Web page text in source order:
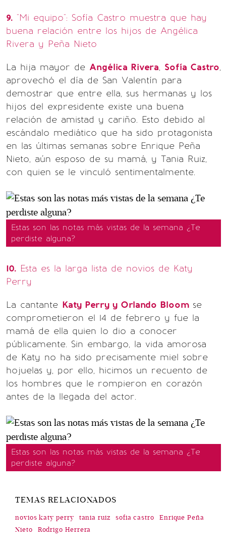
9. "Mi equipo": Sofía Castro muestra que hay
buena relación entre los hijos de Angélica
Rivera y Peña Nieto
La hija mayor de Angélica Rivera, Sofía Castro,
aprovechó el día de San Valentín para
demostrar que entre ella, sus hermanas y los
hijos del expresidente existe una buena
relación de amistad y cariño. Esto debido al
escándalo mediático que ha sido protagonista
en las últimas semanas sobre Enrique Peña
Nieto, aún esposo de su mamá, y Tania Ruiz,
con quien se le vinculó sentimentalmente.
Estas son las notas más vistas de la semana ¿Te
perdiste alguna?
10. Esta es la larga lista de novios de Katy
Perry
La cantante Katy Perry y Orlando Bloom se
comprometieron el 14 de febrero y fue la
mamá de ella quien lo dio a conocer
públicamente. Sin embargo, la vida amorosa
de Katy no ha sido precisamente miel sobre
hojuelas y, por ello, hicimos un recuento de
los hombres que le rompieron en corazón
antes de la llegada del actor.
Estas son las notas más vistas de la semana ¿Te
perdiste alguna?
TEMAS RELACIONADOS
novios katy perry tania ruiz sofia castro
Enrique Peña
Nieto
Rodrigo Herrera